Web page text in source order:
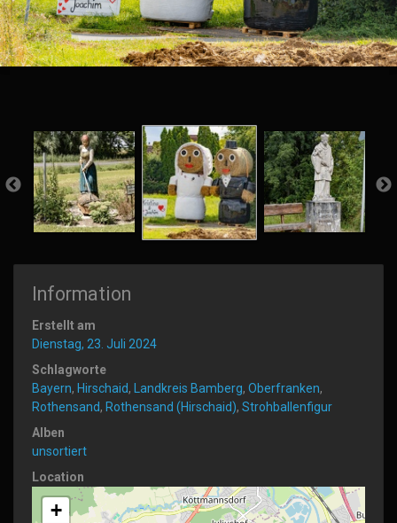
Information
Erstellt am
Dienstag, 23. Juli 2024
Schlagworte
Bayern, Hirschaid, Landkreis Bamberg, Oberfranken,
Rothensand, Rothensand (Hirschaid), Strohballenfigur
Alben
unsortiert
Location
+